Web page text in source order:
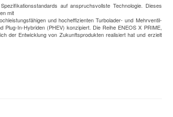
auf anspruchsvollste Technologie. Dieses
mit
und hocheffizienten Turbolader- und Mehrventil-
In-Hybriden (PHEV) konzipiert. Die Reihe ENEOS X PRIME,
der Entwicklung von Zukunftsprodukten realisiert hat und erzielt